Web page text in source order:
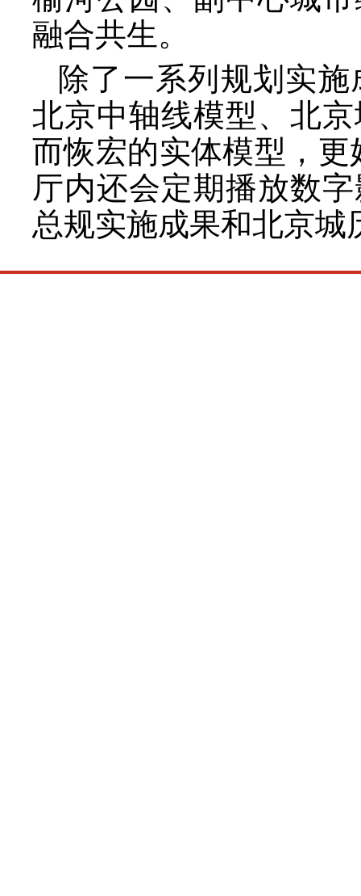
融合共生。
除了一系列规划实
北京中轴线模型、北
而恢宏的实体模型，
厅内还会定期播放数
总规实施成果和北京城